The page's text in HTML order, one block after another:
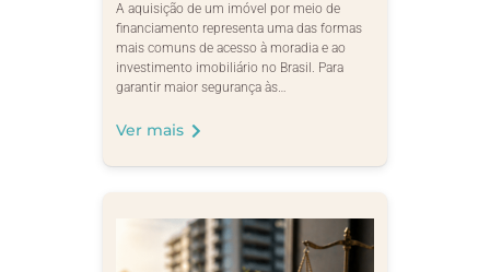
A aquisição de um imóvel por meio de
financiamento representa uma das formas
mais comuns de acesso à moradia e ao
investimento imobiliário no Brasil. Para
garantir maior segurança às…
Ver mais